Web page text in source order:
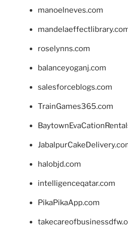
manoelneves.com
roselynns.com
balanceyoganj.com
salesforceblogs.com
TrainGames365.com
halobjd.com
intelligenceqatar.com
PikaPikaApp.com